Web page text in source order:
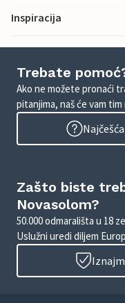
Inspiracija
Trebate
Ako ne možete pronaći
pitanjima, naš će vam
Zašto biste
Novasolom?
50.000 odmarališta u 18
Uslužni uredi diljem